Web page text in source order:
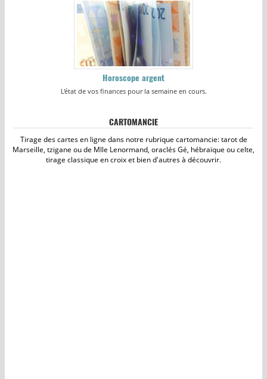
Horoscope argent
L'état de vos finances pour la semaine en cours.
CARTOMANCIE
Tirage des cartes en ligne dans notre rubrique cartomancie: tarot de
Marseille, tzigane ou de Mlle Lenormand, oraclés Gé, hébraïque ou celte,
tirage classique en croix et bien d'autres à découvrir.